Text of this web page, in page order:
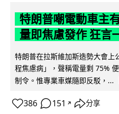
特朗普嘲電動車主
量即焦慮發作 狂言
特朗普在拉斯維加斯造勢大會上
程焦慮病」，聲稱電量剩 75%
制令。惟專業車媒隨即反駁，...
386 151 ↗ 分享